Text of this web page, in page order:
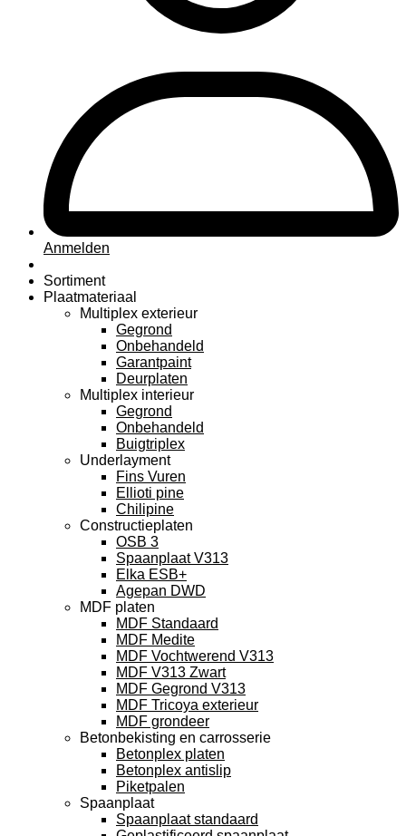
Anmelden
Sortiment
Plaatmateriaal
Multiplex exterieur
Gegrond
Onbehandeld
Garantpaint
Deurplaten
Multiplex interieur
Gegrond
Onbehandeld
Buigtriplex
Underlayment
Fins Vuren
Ellioti pine
Chilipine
Constructieplaten
OSB 3
Spaanplaat V313
Elka ESB+
Agepan DWD
MDF platen
MDF Standaard
MDF Medite
MDF Vochtwerend V313
MDF V313 Zwart
MDF Gegrond V313
MDF Tricoya exterieur
MDF grondeer
Betonbekisting en carrosserie
Betonplex platen
Betonplex antislip
Piketpalen
Spaanplaat
Spaanplaat standaard